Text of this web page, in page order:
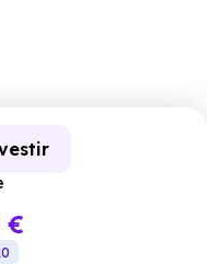
€